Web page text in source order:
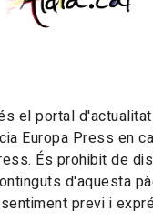
el portal
Europa Press en
És prohibit de
d'aquesta
previ i